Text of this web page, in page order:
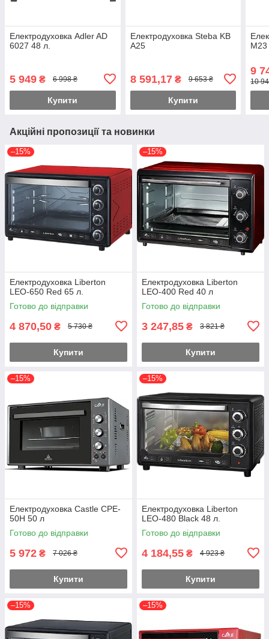
Електродуховка Adler AD
6027 48 л.
5 949 ₴ 6 998 ₴
Купити
Електродуховка Steba KB
A25
8 591,17₴ 9 653 ₴
Купити
9
10
Акційні пропозиції та новинки
–15%
Електродуховка Liberton
LEO-650 Red 65 л.
Готово до відправки
4 870,50 ₴ 5 730 ₴
Купити
–15%
Електродуховка Liberton
LEO-400 Red 40 л
Готово до відправки
3 247,85 ₴ 3 821 ₴
Купити
–15%
Електродуховка Castle CPE-
50H 50 л
Готово до відправки
5 972 ₴ 7 026 ₴
Купити
–15%
Електродуховка Liberton
LEO-480 Black 48 л.
Готово до відправки
4 184,55 ₴ 4 923 ₴
Купити
–15% –15%